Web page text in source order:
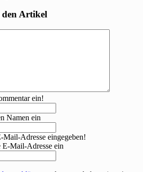
den Artikel
ein!
Namen ein
Mail-Adresse eingegeben!
E-Mail-Adresse ein